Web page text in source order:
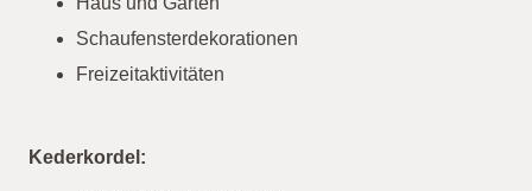
Schaufensterdekorationen
Freizeitaktivitäten
Kederkordel: